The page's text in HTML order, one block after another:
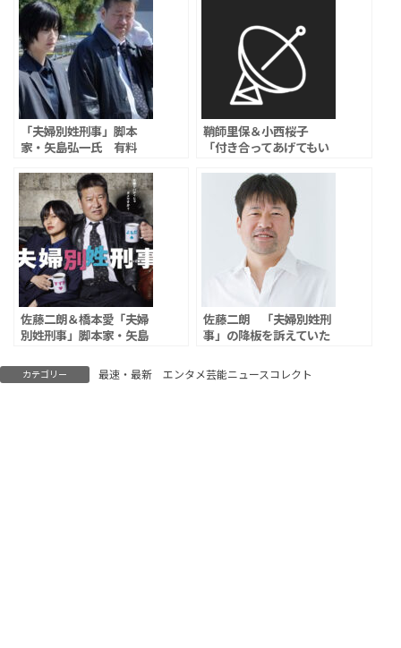
「夫婦別姓刑事」脚本
家・矢島弘一氏 有料
る私が話せること」「本
当のことは当事者にしか
わからない」
鞘師里保＆小西桜子
「付き合ってあげてもい
GLコミックを実写ドラマ
佐藤二朗＆橋本愛「夫婦
別姓刑事」脚本家・矢島
に。誰も幸せにならん」
「事実と解釈が捻じ曲げ
佐藤二朗 「夫婦別姓刑
事」の降板を訴えていた
は我慢できません」「撮
影中何度も『もう我慢の
カテゴリー 最速・最新 エンタメ芸能ニュースコレクト